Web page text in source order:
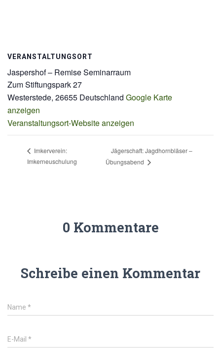
VERANSTALTUNGSORT
Jaspershof – Remise Seminarraum
Zum Stiftungspark 27
Westerstede, 26655 Deutschland Google Karte
anzeigen
Veranstaltungsort-Website anzeigen
Imkerverein:
Imkerneuschulung
Jägerschaft: Jagdhornbläser –
Übungsabend
0 Kommentare
Schreibe einen Kommentar
Name *
E-Mail *